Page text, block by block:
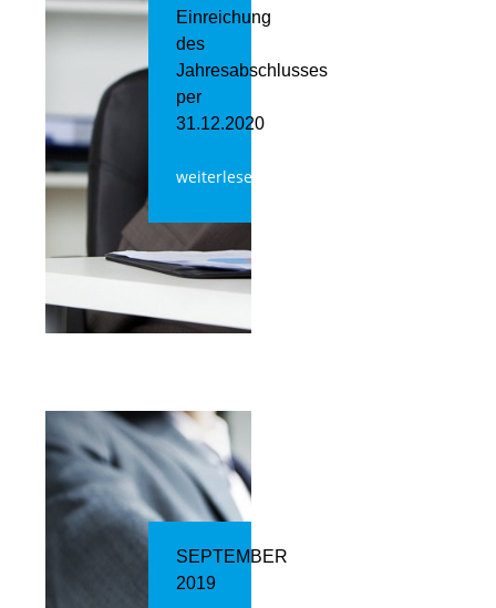
Einreichung
des
Jahresabschlusses
per
31.12.2020
weiterlesen
SEPTEMBER
2019